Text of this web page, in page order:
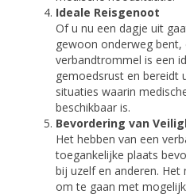
Ideale Reisgenoot
Of u nu een dagje uit
gewoon onderweg bent,
verbandtrommel is een
gemoedsrust en bereidt
situaties waarin
beschikbaar is.
Bevordering van
Het hebben van een
toegankelijke plaats
bij uzelf en anderen.
om te gaan met